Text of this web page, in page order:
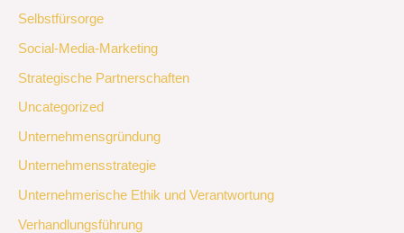
Selbstfürsorge
Social-Media-Marketing
Strategische Partnerschaften
Uncategorized
Unternehmensgründung
Unternehmensstrategie
Unternehmerische Ethik und Verantwortung
Verhandlungsführung